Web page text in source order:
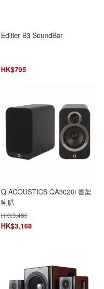
Edifier B3 SoundBar
HK$795
Q ACOUSTICS QA3020i 書架
喇叭
HK$3,480
HK$3,168